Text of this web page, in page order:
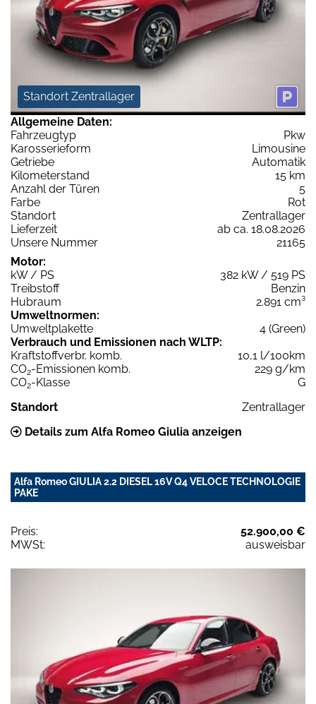
Standort Zentrallager
Allgemeine Daten:
Fahrzeugtyp
Pkw
Karosserieform
Limousine
Getriebe
Automatik
Kilometerstand
15 km
Anzahl der Türen
5
Farbe
Rot
Standort
Zentrallager
Lieferzeit
ab ca. 18.08.2026
Unsere Nummer
21165
Motor:
kW / PS
382 kW / 519 PS
Treibstoff
Benzin
Hubraum
2.891 cm³
Umweltnormen:
Umweltplakette
4 (Green)
Verbrauch und Emissionen nach WLTP:
Kraftstoffverbr. komb.
10,1 l/100km
CO2-Emissionen komb.
229 g/km
CO2-Klasse
G
Standort
Zentrallager
Details zum Alfa Romeo Giulia anzeigen
Alfa Romeo GIULIA 2.2 DIESEL 16V Q4 VELOCE TECHNOLOGIE
PAKE
Preis:
52.900,00 €
MWSt:
ausweisbar